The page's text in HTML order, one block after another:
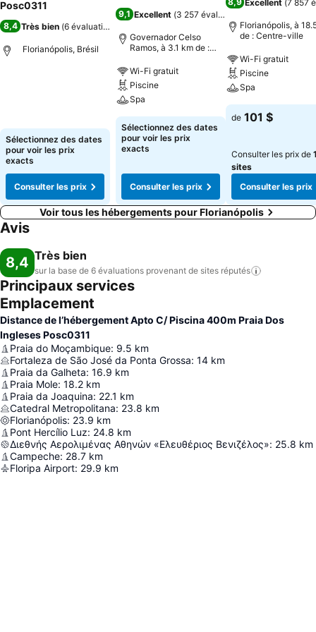
Posc0311
8,4 Très bien (6 évaluations
Florianópolis, Brésil
Sélectionnez des dates
pour voir les prix
exacts
Consulter les prix
9,1 Excellent (3 257 évaluations
Governador Celso
Ramos, à 3.1 km de :
Wi-Fi gratuit
Piscine
Spa
Sélectionnez des dates
pour voir les prix
exacts
Consulter les prix
Excellent (7 857
Florianópolis, à
de : Centre-ville
Wi-Fi gratuit
Piscine
Spa
de 101 $
Consulter les prix de
sites
Consulter les prix
Voir tous les hébergements pour Florianópolis
Avis
8,4 Très bien
sur la base de 6 évaluations provenant de sites réputés
Principaux services
Emplacement
Distance de l’hébergement Apto C/ Piscina 400m Praia Dos
Ingleses Posc0311
Praia do Moçambique: 9.5 km
Fortaleza de São José da Ponta Grossa: 14 km
Praia da Galheta: 16.9 km
Praia Mole: 18.2 km
Praia da Joaquina: 22.1 km
Catedral Metropolitana: 23.8 km
Florianópolis: 23.9 km
Pont Hercílio Luz: 24.8 km
Διεθνής Αερολιμένας Αθηνών «Ελευθέριος Βενιζέλος»: 25.8 km
Campeche: 28.7 km
Floripa Airport: 29.9 km